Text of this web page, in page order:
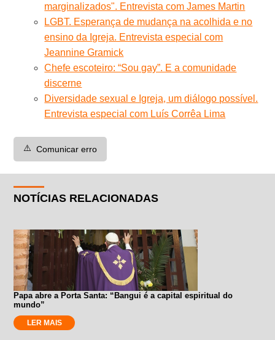
marginalizados". Entrevista com James Martin
LGBT. Esperança de mudança na acolhida e no
ensino da Igreja. Entrevista especial com
Jeannine Gramick
Chefe escoteiro: “Sou gay”. E a comunidade
discerne
Diversidade sexual e Igreja, um diálogo possível.
Entrevista especial com Luís Corrêa Lima
⚠️ Comunicar erro
NOTÍCIAS RELACIONADAS
Papa abre a Porta Santa: “Bangui é a capital espiritual do
mundo”
LER MAIS